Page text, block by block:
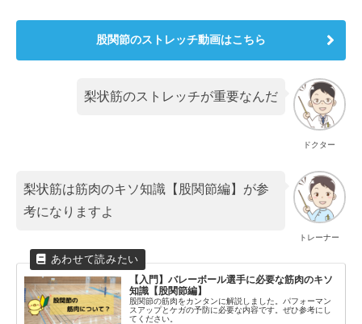
股関節のストレッチ動画はこちら
ドクター
梨状筋のストレッチが重要なんだ
トレーナー
梨状筋は筋肉のキソ知識【股関節編】が参
考になりますよ
【入門】バレーボール選手に必要な筋肉のキソ
知識【股関節編】
股関節の筋肉をカンタンに解説しました。パフォーマン
スアップとケガの予防に必要な内容です。ぜひ参考にし
てください。